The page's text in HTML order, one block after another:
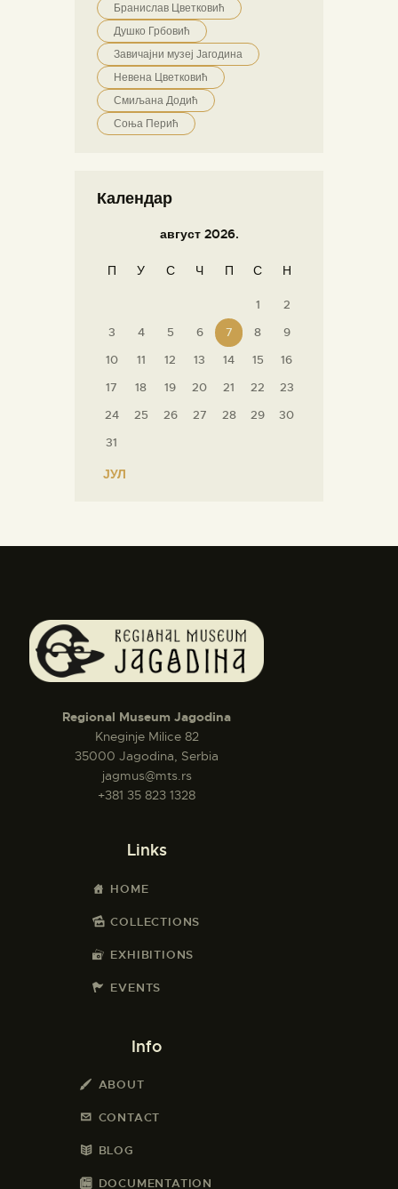
Бранислав Цветковић
Душко Грбовић
Завичајни музеј Јагодина
Невена Цветковић
Смиљана Додић
Соња Перић
Календар
август 2026.
П У С Ч П С Н
1
2
3
4 5 6 7 8
9
10
11 12 13 14 15
16
17
18 19 20 21 22
23
24
25 26 27 28 29
30
31
« ЈУЛ
Regional Museum Jagodina
Kneginje Milice 82
35000 Jagodina, Serbia
jagmus@mts.rs
+381 35 823 1328
Links
HOME
COLLECTIONS
EXHIBITIONS
EVENTS
Info
ABOUT
CONTACT
BLOG
DOCUMENTATION